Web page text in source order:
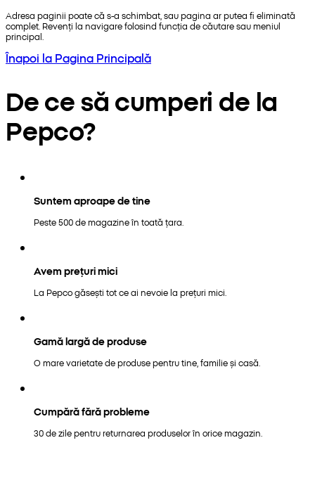
Adresa paginii poate că s-a schimbat, sau pagina ar putea fi eliminată
complet. Revenți la navigare folosind funcția de căutare sau meniul
principal.
Înapoi la Pagina Principală
De ce să cumperi de la
Pepco?
Suntem aproape de tine
Peste 500 de magazine în toată țara.
Avem prețuri mici
La Pepco găsești tot ce ai nevoie la prețuri mici.
Gamă largă de produse
O mare varietate de produse pentru tine, familie și casă.
Cumpără fără probleme
30 de zile pentru returnarea produselor în orice magazin.